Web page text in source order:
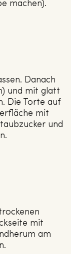
machen).
Danach
und mit glatt
Die Torte auf
mit
und
mit
am